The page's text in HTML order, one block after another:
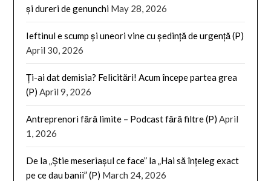
și dureri de genunchi May 28, 2026
Ieftinul e scump și uneori vine cu ședință de urgență (P)
April 30, 2026
Ți-ai dat demisia? Felicitări! Acum începe partea grea
(P) April 9, 2026
Antreprenori fără limite – Podcast fără filtre (P) April
1, 2026
De la „Știe meseriașul ce face” la „Hai să înțeleg exact
pe ce dau banii” (P) March 24, 2026